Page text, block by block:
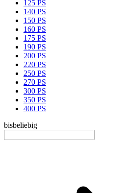
125 PS
140 PS
150 PS
160 PS
175 PS
190 PS
200 PS
220 PS
250 PS
270 PS
300 PS
350 PS
400 PS
bisbeliebig